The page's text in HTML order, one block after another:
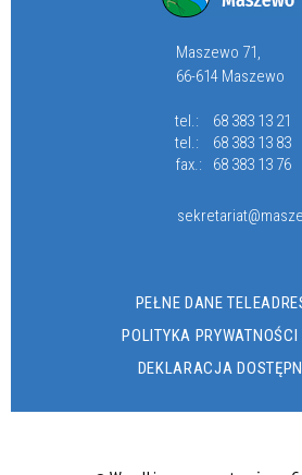
Maszewo 71,
66-614 Maszewo
tel.:
68 383 13 21
tel.:
68 383 13 83
fax.:
68 383 13 76
PEŁNE DANE
POLITYKA
DEKLARACJA